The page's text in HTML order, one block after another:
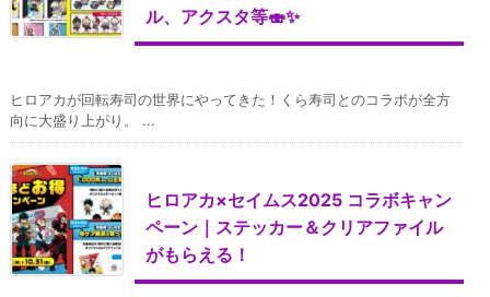
ル、アクスタ等🍣✨
ヒロアカが回転寿司の世界にやってきた！くら寿司とのコラボが全方
向に大盛り上がり。 ...
ヒロアカ×セイムス2025 コラボキャン
ペーン｜ステッカー＆クリアファイル
がもらえる！